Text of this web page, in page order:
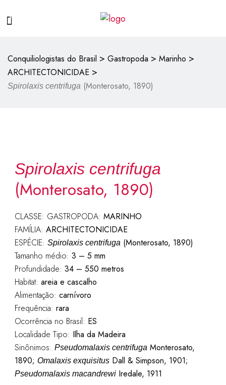
Conquiliologistas do Brasil > Gastropoda > Marinho >
ARCHITECTONICIDAE >
Spirolaxis centrifuga (Monterosato, 1890)
Spirolaxis centrifuga
(Monterosato, 1890)
CLASSE: GASTROPODA: MARINHO
FAMÍLIA: ARCHITECTONICIDAE
ESPÉCIE: Spirolaxis centrifuga(Monterosato, 1890)
Tamanho médio: 3 – 5 mm
Profundidade: 34 – 550 metros
Habitat: areia e cascalho
Alimentação: carnívoro
Frequência: rara
Ocorrência no Brasil: ES
Localidade Tipo: Ilha da Madeira
Sinônimos: Pseudomalaxis centrifugaMonterosato,
1890; Omalaxis exquisitusDall & Simpson, 1901;
Pseudomalaxis macandrewiIredale, 1911